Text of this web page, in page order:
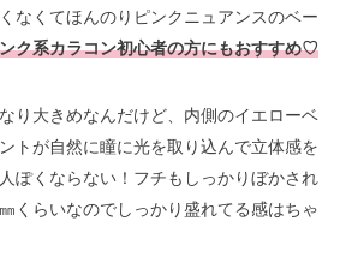
なくてほんのりピンクニュアンスのベー
ク系カラコン初心者の方にもおすすめ♡
り大きめなんだけど、内側のイエローベ
トが自然に瞳に光を取り込んで立体感を
ぽくならない！フチもしっかりぼかされ
くらいなのでしっかり盛れてる感はちゃ